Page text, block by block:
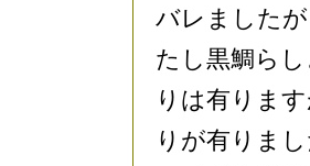
バレました
たし黒鯛ら
りは有りま
りが有りま